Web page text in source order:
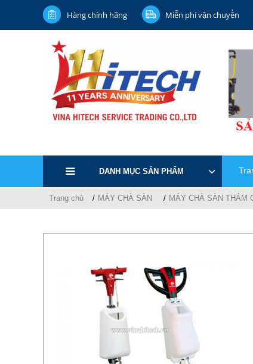
Hàng chính hãng Miễn phí vận chuyển
DANH MỤC SẢN PHẨM
Trang chủ MÁY CHÀ SÀN MÁY CHÀ SÀN THẢM